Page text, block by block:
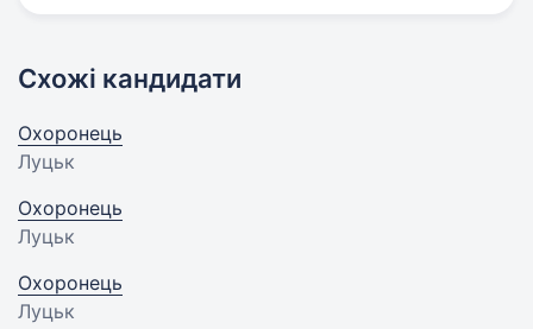
Схожі кандидати
Охоронець
Луцьк
Охоронець
Луцьк
Охоронець
Луцьк